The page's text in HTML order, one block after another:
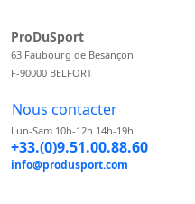
ProDuSport
63 Faubourg de Besançon
F-90000 BELFORT
Nous contacter
Lun-Sam 10h-12h 14h-19h
+33.(0)9.51.00.88.60
info@produsport.com